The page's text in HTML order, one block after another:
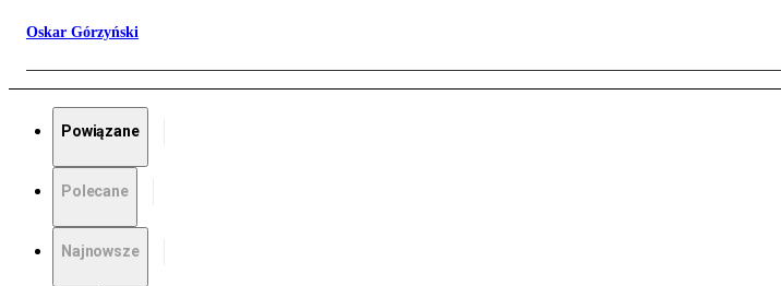
Oskar Górzyński
Powiązane
Polecane
Najnowsze